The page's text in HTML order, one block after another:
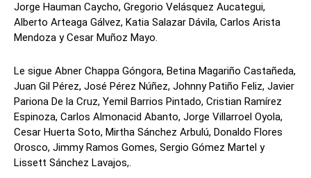
Jorge Hauman Caycho, Gregorio Velásquez Aucategui,
Alberto Arteaga Gálvez, Katia Salazar Dávila, Carlos Arista
Mendoza y Cesar Muñoz Mayo.
Le sigue Abner Chappa Góngora, Betina Magariño Castañeda,
Juan Gil Pérez, José Pérez Núñez, Johnny Patiño Feliz, Javier
Pariona De la Cruz, Yemil Barrios Pintado, Cristian Ramírez
Espinoza, Carlos Almonacid Abanto, Jorge Villarroel Oyola,
Cesar Huerta Soto, Mirtha Sánchez Arbulú, Donaldo Flores
Orosco, Jimmy Ramos Gomes, Sergio Gómez Martel y
Lissett Sánchez Lavajos,.